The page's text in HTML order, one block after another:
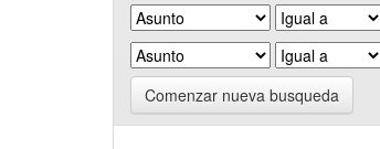
Comenzar nueva busqueda